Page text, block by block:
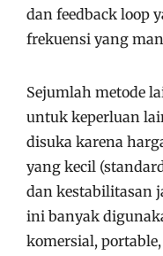
dan feedback loop
frekuensi yang
Sejumlah metode
untuk keperluan
disuka karena
yang kecil
dan kestabilitasan
ini banyak
komersial,